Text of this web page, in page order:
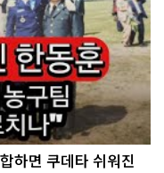
하면 쿠데타 쉬워진